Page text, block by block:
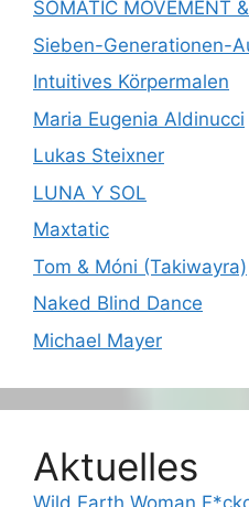
SOMATIC MOVEMENT
Sieben-Generationen-
Intuitives Körpermalen
Maria Eugenia Aldinucci
Lukas Steixner
LUNA Y SOL
Maxtatic
Tom & Móni (Takiwayra)
Naked Blind Dance
Michael Mayer
Aktuelles
Wild Earth Woman